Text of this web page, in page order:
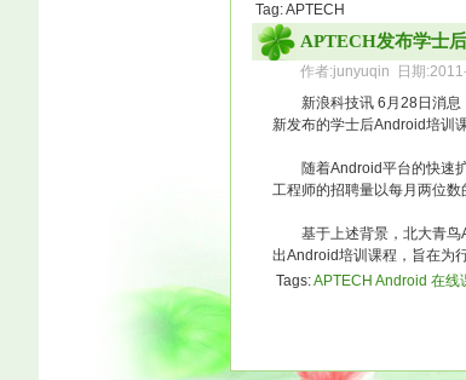
Tag: APTECH
APTECH发布学士
作者:junyuqin 日期
新浪科技讯 6月28日消息，
新发布的学士后Android培训
随着Android平台的快速扩
工程师的招聘量以每月两位数
基于上述背景，北大青鸟
出Android培训课程，旨在为
Tags:APTECH Android 在线